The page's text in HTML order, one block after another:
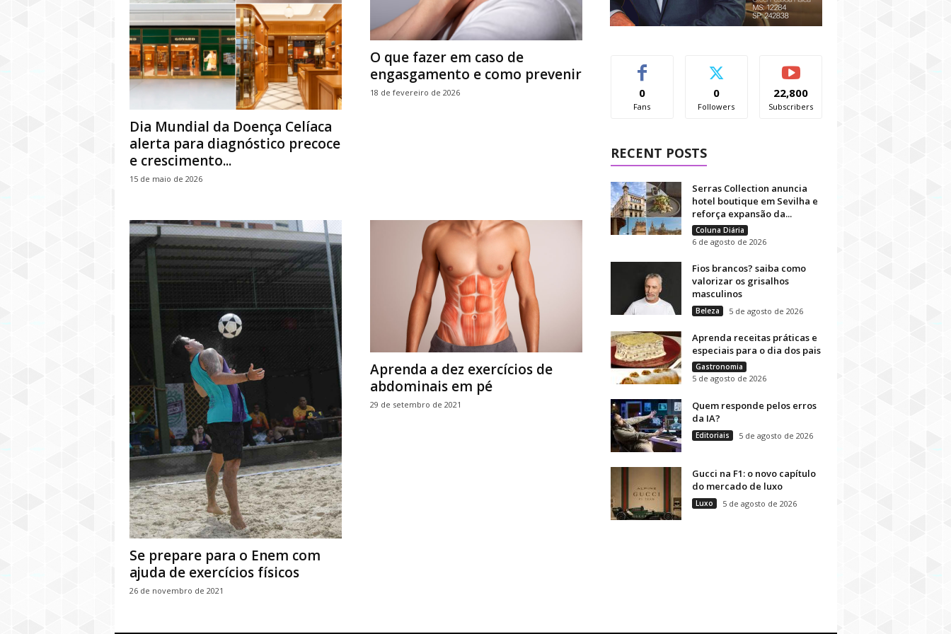
Dia Mundial da Doença Celíaca
alerta para diagnóstico precoce
e crescimento...
15 de maio de 2026
O que fazer em caso de
engasgamento e como prevenir
18 de fevereiro de 2026
Se prepare para o Enem com
ajuda de exercícios físicos
26 de novembro de 2021
Aprenda a dez exercícios de
abdominais em pé
29 de setembro de 2021
0
Fans
0
Followers
22,800
Subscribers
RECENT POSTS
Serras Collection anuncia
hotel boutique em Sevilha e
reforça expansão da...
Coluna Diária
6 de agosto de 2026
Fios brancos? saiba como
valorizar os grisalhos
masculinos
Beleza 5 de agosto de 2026
Aprenda receitas práticas e
especiais para o dia dos pais
Gastronomia
5 de agosto de 2026
Quem responde pelos erros
da IA?
Editoriais 5 de agosto de 2026
Gucci na F1: o novo capítulo
do mercado de luxo
Luxo 5 de agosto de 2026